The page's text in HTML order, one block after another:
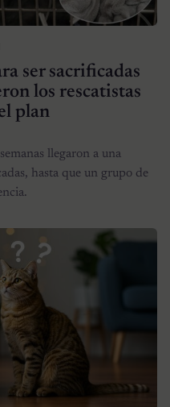
ser sacrificadas
los rescatistas
plan
llegaron a una
hasta que un grupo de